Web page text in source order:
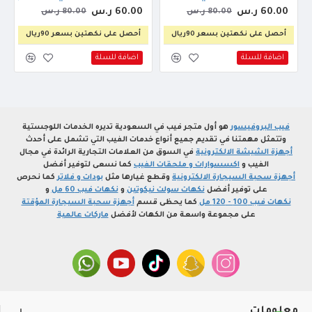
60.00 ر.س 80.00 ر.س
أحصل على نكهتين بسعر 90ريال
اضافة للسلة
60.00 ر.س 80.00 ر.س
أحصل على نكهتين بسعر 90ريال
اضافة للسلة
فيب البروفيسورهو أول متجر فيب في السعودية تديره الخدمات اللوجستية
وتتمثل مهمتنا في تقديم جميع أنواع خدمات الفيب التي تشمل على أحدث
أجهزة الشيشة الالكترونية في السوق من العلامات التجارية الرائدة في مجال
الفيب و اكسسوارات و ملحقات الفيب كما نسعى لتوفير أفضل
أجهزة سحبة السيجارة الالكترونية وقطع غيارها مثل بودات و فلاتركما نحرص
على توفير أفضلنكهات سولت نيكوتين ونكهات فيب 60 مل
و
نكهات فيب 100 - 120 مل
كما يحظى قسمأجهزة سحبة السيجارة المؤقتة
على مجموعة واسعة من الكهات لأفضل ماركات عالمية